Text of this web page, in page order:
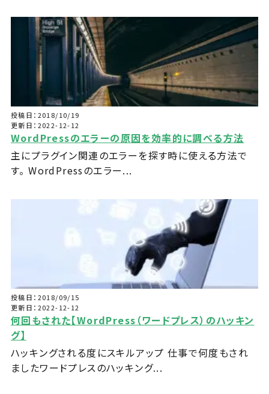
投稿日：2018/10/19
更新日：2022-12-12
WordPressのエラーの原因を効率的に調べる方法
主にプラグイン関連のエラーを探す時に使える方法で
す。 WordPressのエラー...
投稿日：2018/09/15
更新日：2022-12-12
何回もされた【WordPress（ワードプレス）のハッキン
グ】
ハッキングされる度にスキルアップ 仕事で何度もされ
ましたワードプレスのハッキング...